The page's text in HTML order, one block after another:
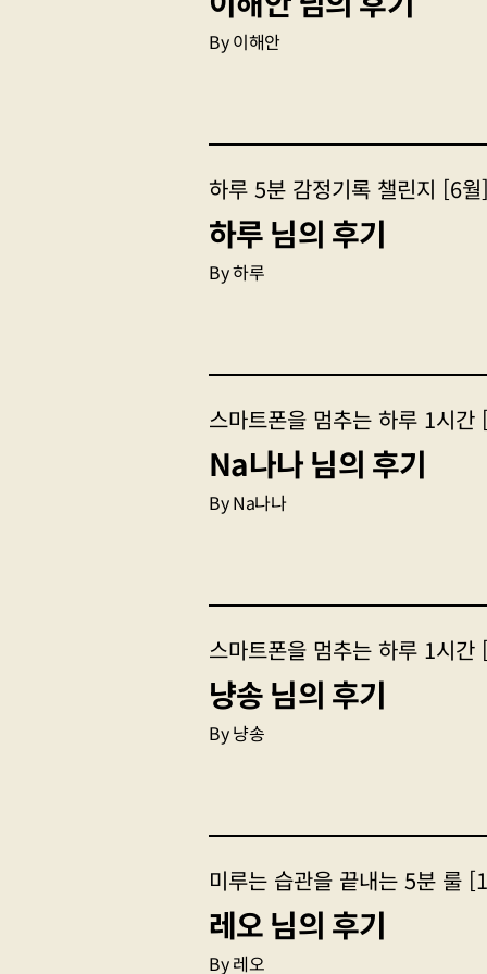
이해안
하루 5분 감정기록 챌린지 [6월]
하루 님의 후기
하루
스마트폰을 멈추는 하루 1시간
Na나나 님의 후기
Na나나
스마트폰을 멈추는 하루 1시간
냥송 님의 후기
냥송
미루는 습관을 끝내는 5분 룰
레오 님의 후기
레오